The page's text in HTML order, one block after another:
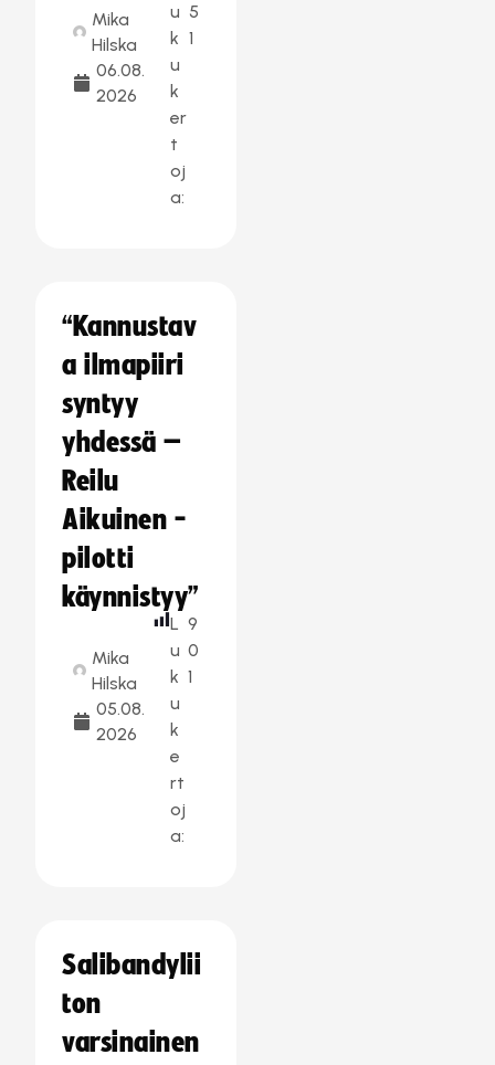
Mika
Hilska
06.08.
2026
u
k
u
k
er
t
oj
a:
5
1
“Kannustav
a ilmapiiri
syntyy
yhdessä –
Reilu
Aikuinen -
pilotti
käynnistyy”
Mika
Hilska
05.08.
2026
L
u
k
u
k
e
rt
oj
a:
9
0
1
Salibandylii
ton
varsinainen